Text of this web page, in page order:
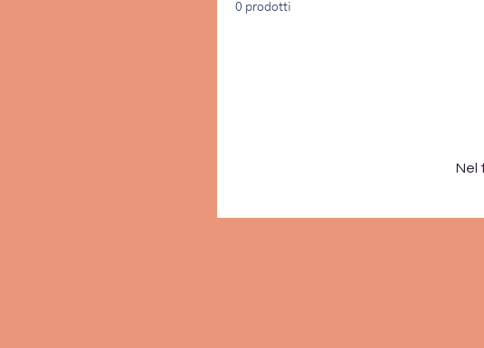
0 prodotti
Nel